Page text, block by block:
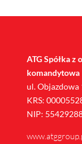
ATG Spółka z
komandytowa
ul. Objazdowa
KRS:
NIP: